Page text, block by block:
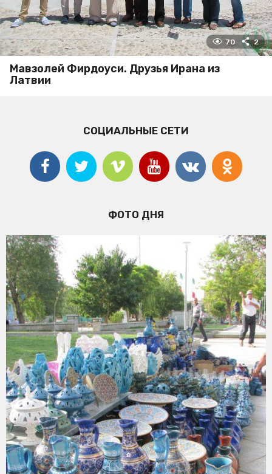
70 2
Мавзолей Фирдоуси. Друзья Ирана из
Латвии
СОЦИАЛЬНЫЕ СЕТИ
ФОТО ДНЯ